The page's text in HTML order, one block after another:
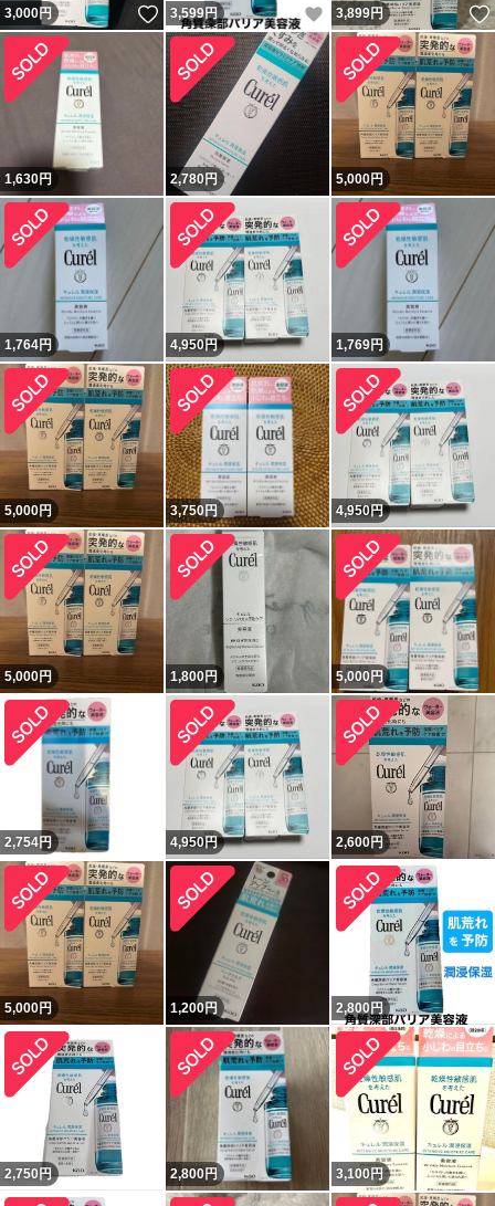
3,000円 いいね！
3,599円 いいね！
3,899円
1,630円 2,780円 5,000円
1,764円 4,950円 1,769円
5,000円 3,750円 4,950円
5,000円 1,800円 5,000円
2,754円 4,950円 2,600円
5,000円 1,200円 2,800円
2,750 円 2,800円 3,100円